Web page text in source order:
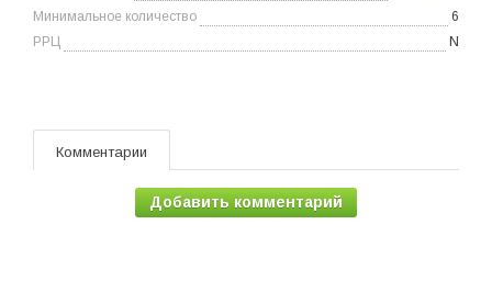
Минимальное количество
6
РРЦ
N
Комментарии
Добавить комментарий